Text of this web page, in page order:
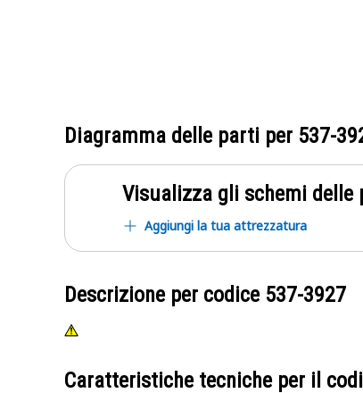
Diagramma delle parti per 537-
Visualizza gli schemi
Aggiungi la tua attrezzatura
Descrizione per codice 537-3927
Caratteristiche tecniche per il